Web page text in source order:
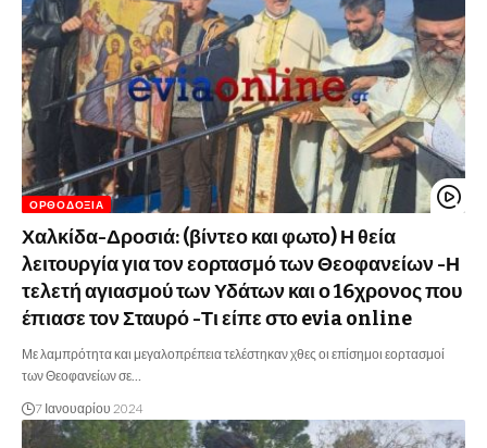
ΟΡΘΟΔΟΞΊΑ
Χαλκίδα-Δροσιά: (βίντεο και φωτο) Η θεία
λειτουργία για τον εορτασμό των Θεοφανείων -Η
τελετή αγιασμού των Υδάτων και ο 16χρονος που
έπιασε τον Σταυρό -Τι είπε στο evia online
Με λαμπρότητα και μεγαλοπρέπεια τελέστηκαν χθες οι επίσημοι εορτασμοί
των Θεοφανείων σε…
7 Ιανουαρίου 2024